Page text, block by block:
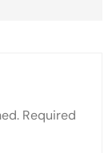
Required